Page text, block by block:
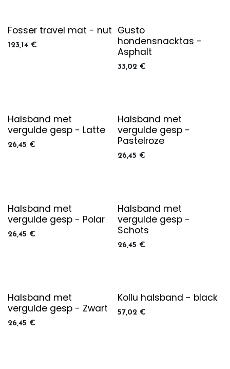
Fosser travel mat - nut
123,14 €
Gusto
hondensnacktas -
Asphalt
33,02€
Halsband met
vergulde gesp - Latte
26,45 €
Halsband met
vergulde gesp -
Pastelroze
26,45 €
Halsband met
vergulde gesp - Polar
26,45 €
Halsband met
vergulde gesp -
Schots
26,45 €
Halsband met
vergulde gesp - Zwart
26,45 €
Kollu halsband - black
57,02€